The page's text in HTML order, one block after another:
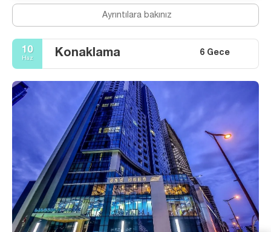
Ayrıntılara bakınız
10
Haz Konaklama 6 Gece